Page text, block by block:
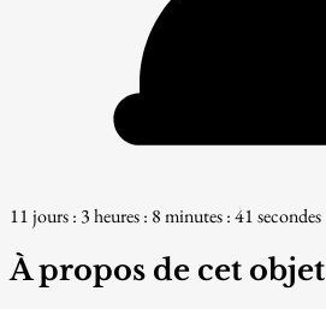
11 jours : 3 heures : 8 minutes : 40 secondes
À propos de cet objet